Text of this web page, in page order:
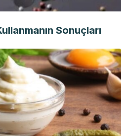
Sonuçları